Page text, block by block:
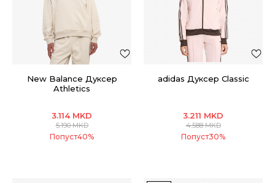
New Balance Дуксер
Athletics
3.114 MKD
5.190MKD
Попуст40%
adidas Дуксер Classic
3.211 MKD
4.588MKD
Попуст30%